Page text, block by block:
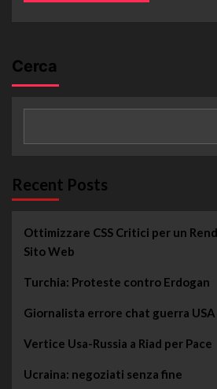
Cerca
Recent Posts
Ottimizzare CSS Critici per un
Sito Web
Turchia: Proteste contro Erdogan
Giornalista errore chat guerra USA
Vertice Usa-Russia a Riad per Pace
Ucraina: negoziati senza fine